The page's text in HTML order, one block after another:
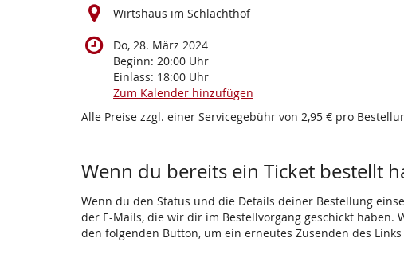
Wirtshaus im Schlachthof
Do, 28. März 2024
Beginn: 20:00 Uhr
Einlass: 18:00 Uhr
Zum Kalender hinzufügen
Alle Preise zzgl. einer Servicegebühr von 2,95 € pro
Wenn du bereits ein Ticket bestellt
Wenn du den Status und die Details deiner Bestellung
der E-Mails, die wir dir im Bestellvorgang geschickt haben.
den folgenden Button, um ein erneutes Zusenden des